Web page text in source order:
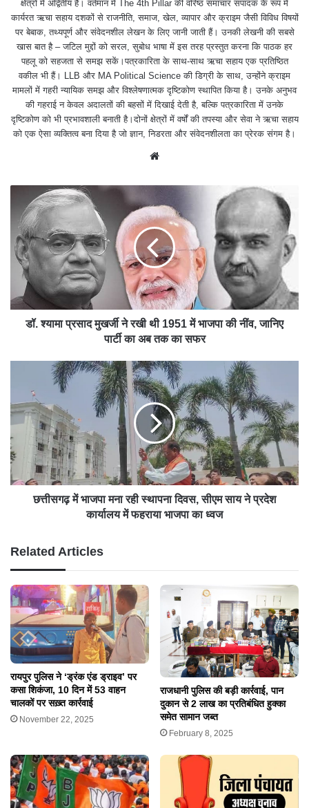
क्षेत्रों में अद्वितीय है। वर्तमान में The 4th Pillar की वरिष्ठ समाचार संपादक के रूप में
कार्यरत ऋचा सहाय दशकों से राजनीति, समाज, खेल, व्यापार और क्राइम जैसी विविध विषयों
पर बेबाक, तथ्यपूर्ण और संवेदनशील लेखन के लिए जानी जाती हैं। उनकी लेखनी की सबसे
खास बात है – जटिल मुद्दों को सरल, सुबोध भाषा में इस तरह प्रस्तुत करना कि पाठक हर
पहलू को सहजता से समझ सकें।पत्रकारिता के साथ-साथ ऋचा सहाय एक प्रतिष्ठित
वकील भी हैं। LLB और MA Political Science की डिग्री के साथ, उन्होंने क्राइम
मामलों में गहरी न्यायिक समझ और विश्लेषणात्मक दृष्टिकोण स्थापित किया है। उनके अनुभव
की गहराई न केवल अदालतों की बहसों में दिखाई देती है, बल्कि पत्रकारिता में उनके
दृष्टिकोण को भी प्रभावशाली बनाती है।दोनों क्षेत्रों में वर्षों की तपस्या और सेवा ने ऋचा सहाय
को एक ऐसा व्यक्तित्व बना दिया है जो ज्ञान, निडरता और संवेदनशीलता का प्रेरक संगम है।
e
डॉ. श्यामा प्रसाद मुखर्जी ने रखी थी 1951 में भाजपा की नींव, जानिए
पार्टी का अब तक का सफर
छत्तीसगढ़ में भाजपा मना रही स्थापना दिवस, सीएम साय ने प्रदेश
कार्यालय में फहराया भाजपा का ध्वज
Related Articles
रायपुर पुलिस ने ‘ड्रंक एंड ड्राइव’ पर
कसा शिकंजा, 10 दिन में 53 वाहन
चालकों पर सख़्त कार्रवाई
November 22, 2025
राजधानी पुलिस की बड़ी कार्रवाई, पान
दुकान से 2 लाख का प्रतिबंधित हुक्का
समेत सामान जब्त
February 8, 2025